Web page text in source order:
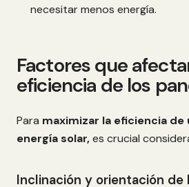
necesitar menos energía.
Factores que
eficiencia de los
Para maximizar la eficiencia
energía solar,es crucial
Inclinación y orientación de